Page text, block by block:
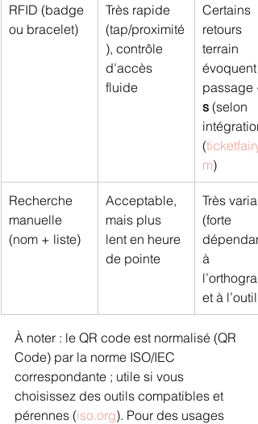
RFID (badge
ou bracelet)
Très rapide
(tap/proximité
), contrôle
d’accès
fluide
Certains
retours
terrain
évoquent
passage
s (selon
(
m)
Recherche
manuelle
(nom + liste)
Acceptable,
mais plus
lent en heure
de pointe
Très
(forte
à
et à l’outil)
À noter : le QR code est normalisé (QR
Code) par la norme ISO/IEC
correspondante ; utile si vous
choisissez des outils compatibles et
pérennes (iso.org). Pour des usages